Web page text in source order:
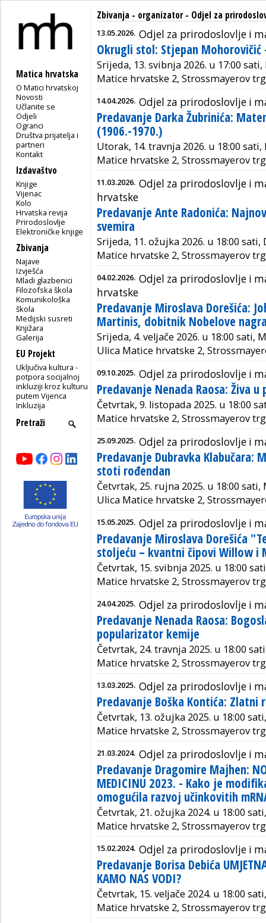
Matica hrvatska
O Matici hrvatskoj
Novosti
Učlanite se
Odjeli
Ogranci
Društva prijatelja i
partneri
Kontakt
Izdavaštvo
Knjige
Vijenac
Kolo
Hrvatska revija
Prirodoslovlje
Elektroničke knjige
Zbivanja
Najave
Izvješća
Mladi glazbenici
Filozofska škola
Komunikološka
škola
Medijski susreti
Knjižara
Galerija
EU Projekt
Uključiva kultura -
potpora socijalnoj
inkluziji kroz kulturu
putem Vijenca
Inkluzija
Zbivanja - organizator - Odjel za
13.05.2026. Odjel za prirodoslovlje i
Okrugli stol: Stjepan
Srijeda, 13. svibnja 2026. u 17:00
Matice hrvatske 2, Strossmayerov
14.04.2026. Odjel za prirodoslovlje i
Predavanje Darka Žubrinića:
(1906.-1970.)
Utorak, 14. travnja 2026. u 18:00
Matice hrvatske 2, Strossmayerov
11.03.2026. Odjel za prirodoslovlje i
hrvatske
Predavanje Ante Radonića:
svemira
Srijeda, 11. ožujka 2026. u 18:00
Matice hrvatske 2, Strossmayerov
04.02.2026. Odjel za prirodoslovlje i
hrvatske
Predavanje Miroslava Dorešića:
Martinis, dobitnik Nobelove
Srijeda, 4. veljače 2026. u 18:00 sati,
Ulica Matice hrvatske 2,
09.10.2025. Odjel za prirodoslovlje i
Predavanje Nenada Raosa: Živa
Četvrtak, 9. listopada 2025. u 18:00
Matice hrvatske 2, Strossmayerov
25.09.2025. Odjel za prirodoslovlje i
Predavanje Dubravka Klabučara:
stoti rođendan
Četvrtak, 25. rujna 2025. u 18:00
Ulica Matice hrvatske 2,
15.05.2025. Odjel za prirodoslovlje i
Predavanje Miroslava Dorešića
stoljeću – kvantni čipovi Willow i
Četvrtak, 15. svibnja 2025. u 18:00
Matice hrvatske 2, Strossmayerov
24.04.2025. Odjel za prirodoslovlje i
Predavanje Nenada Raosa:
popularizator kemije
Četvrtak, 24. travnja 2025. u 18:00
Matice hrvatske 2, Strossmayerov
13.03.2025. Odjel za prirodoslovlje i
Predavanje Boška Kontića: Zlatni
Četvrtak, 13. ožujka 2025. u 18:00
Matice hrvatske 2, Strossmayerov
21.03.2024. Odjel za prirodoslovlje i
Predavanje Dragomire Majhen:
MEDICINU 2023. - Kako je
omogućila razvoj učinkovitih
Četvrtak, 21. ožujka 2024. u 18:00
Matice hrvatske 2, Strossmayerov
15.02.2024. Odjel za prirodoslovlje i
Predavanje Borisa Debića
KAMO NAS VODI?
Četvrtak, 15. veljače 2024. u 18:00
Matice hrvatske 2, Strossmayerov